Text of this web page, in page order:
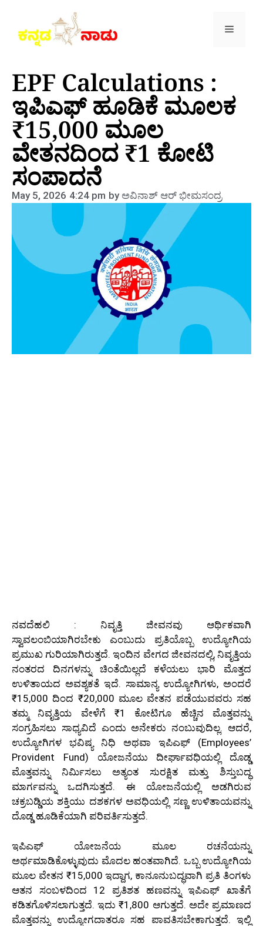
EPF Calculations :
ಇಪಿಎಫ್ ಹೂಡಿಕೆ ಮೂಲಕ
₹15,000 ಮೂಲ
ವೇತನದಿಂದ ₹1 ಕೋಟಿ
ಸಂಪಾದನೆ
May 5, 2026 4:24 pm byಅವಿನಾಶ್‌ ಆರ್‌ ಭೀಮಸಂದ್ರ
ನವದೆಹಲಿ : ನಿವೃತ್ತಿ ಜೀವನವು ಆರ್ಥಿಕವಾಗಿ
ಸ್ವಾವಲಂಬಿಯಾಗಿರಬೇಕು ಎಂಬುದು ಪ್ರತಿಯೊಬ್ಬ ಉದ್ಯೋಗಿಯ
ಪ್ರಮುಖ ಗುರಿಯಾಗಿರುತ್ತದೆ. ಇಂದಿನ ವೇಗದ ಜೀವನದಲ್ಲಿ, ನಿವೃತ್ತಿಯ
ನಂತರದ ದಿನಗಳನ್ನು ಚಿಂತೆಯಿಲ್ಲದೆ ಕಳೆಯಲು ಭಾರಿ ಮೊತ್ತದ
ಉಳಿತಾಯದ ಅವಶ್ಯಕತೆ ಇದೆ. ಸಾಮಾನ್ಯ ಉದ್ಯೋಗಿಗಳು, ಅಂದರೆ
₹15,000 ದಿಂದ ₹20,000 ಮೂಲ ವೇತನ ಪಡೆಯುವವರು ಸಹ
ತಮ್ಮ ನಿವೃತ್ತಿಯ ವೇಳೆಗೆ ₹1 ಕೋಟಿಗೂ ಹೆಚ್ಚಿನ ಮೊತ್ತವನ್ನು
ಸಂಗ್ರಹಿಸಲು ಸಾಧ್ಯವಿದೆ ಎಂದು ಅನೇಕರು ನಂಬುವುದಿಲ್ಲ. ಆದರೆ,
ಉದ್ಯೋಗಿಗಳ ಭವಿಷ್ಯ ನಿಧಿ ಅಥವಾ ಇಪಿಎಫ್ (Employees’
Provident Fund) ಯೋಜನೆಯು ದೀರ್ಘಾವಧಿಯಲ್ಲಿ ದೊಡ್ಡ
ಮೊತ್ತವನ್ನು ನಿರ್ಮಿಸಲು ಅತ್ಯಂತ ಸುರಕ್ಷಿತ ಮತ್ತು ಶಿಸ್ತುಬದ್ಧ
ಮಾರ್ಗವನ್ನು ಒದಗಿಸುತ್ತದೆ. ಈ ಯೋಜನೆಯಲ್ಲಿ ಅಡಗಿರುವ
ಚಕ್ರಬಡ್ಡಿಯ ಶಕ್ತಿಯು ದಶಕಗಳ ಅವಧಿಯಲ್ಲಿ ಸಣ್ಣ ಉಳಿತಾಯವನ್ನು
ದೊಡ್ಡ ಹೂಡಿಕೆಯಾಗಿ ಪರಿವರ್ತಿಸುತ್ತದೆ.
ಇಪಿಎಫ್ ಯೋಜನೆಯ ಮೂಲ ರಚನೆಯನ್ನು
ಅರ್ಥಮಾಡಿಕೊಳ್ಳುವುದು ಮೊದಲ ಹಂತವಾಗಿದೆ. ಒಬ್ಬ ಉದ್ಯೋಗಿಯ
ಮೂಲ ವೇತನ ₹15,000 ಇದ್ದಾಗ, ಕಾನೂನುಬದ್ಧವಾಗಿ ಪ್ರತಿ ತಿಂಗಳು
ಆತನ ಸಂಬಳದಿಂದ 12 ಪ್ರತಿಶತ ಹಣವನ್ನು ಇಪಿಎಫ್ ಖಾತೆಗೆ
ಕಡಿತಗೊಳಿಸಲಾಗುತ್ತದೆ. ಇದು ₹1,800 ಆಗುತ್ತದೆ. ಅದೇ ಪ್ರಮಾಣದ
ಮೊತ್ತವನ್ನು ಉದ್ಯೋಗದಾತರೂ ಸಹ ಪಾವತಿಸಬೇಕಾಗುತ್ತದೆ. ಇಲ್ಲಿ